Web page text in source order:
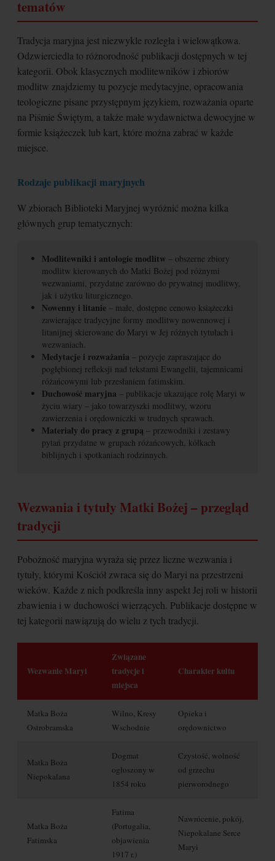
tematów
Tradycja maryjna jest niezwykle rozległa i wielowątkowa.
Odzwierciedla to różnorodność publikacji dostępnych w tej
kategorii. Obok klasycznych modlitewników i zbiorów
modlitw znajdziemy tu pozycje medytacyjne, opracowania
teologiczne pisane przystępnym językiem, rozważania oparte
na Piśmie Świętym, a także małe wydawnictwa dewocyjne w
formie książeczek lub kart, które można zabrać w każde
miejsce.
Rodzaje publikacji maryjnych
W zbiorach Biblioteki Maryjnej wyróżnić można kilka
głównych grup tematycznych:
Modlitewniki i antologie modlitw – obszerne zbiory
modlitw kierowanych do Matki Bożej pod różnymi
wezwaniami, przydatne zarówno do prywatnej modlitwy,
jak i użytku liturgicznego.
Nowenny i litanie – małe, dostępne cenowo książeczki
zawierające tradycyjne formy modlitwy nowennowej i
litanijnej skierowane do Maryi w Jej różnych tytułach i
wezwaniach.
Medytacje i rozważania – pozycje zapraszające do
pogłębionej refleksji nad tekstami Ewangelii, tajemnicami
różańcowymi lub przesłaniem fatimskim.
Duchowość maryjna – publikacje ukazujące rolę Maryi w
życiu wiary – jako towarzyszki modlitwy, wzoru
zawierzenia i orędowniczki w trudnych sprawach.
Materiały do pracy z grupą – przewodniki i zestawy
pytań przydatne w grupach różańcowych, kółkach
biblijnych i spotkaniach rodzinnych.
Wezwania i tytuły Matki Bożej – przegląd
tradycji
Pobożność maryjna wyraża się przez liczne wezwania i
tytuły, którymi Kościół zwraca się do Maryi na przestrzeni
wieków. Każde z nich podkreśla inny aspekt Jej roli w historii
zbawienia i w duchowości wierzących. Publikacje dostępne w
tej kategorii nawiązują do wielu z tych tradycji.
Wezwanie Maryi
Związane
tradycje i
miejsca
Charakter kultu
Matka Boża
Ostrobramska
Wilno, Kresy
Wschodnie
Opieka i
orędownictwo
Matka Boża
Niepokalana
Dogmat
ogłoszony w
1854 roku
Czystość, wolność
od grzechu
pierworodnego
Matka Boża
Fatimska
Fatima
(Portugalia,
objawienia
1917 r.)
Nawrócenie, pokój,
Niepokalane Serce
Maryi